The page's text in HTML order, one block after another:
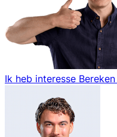
Ik heb interesse